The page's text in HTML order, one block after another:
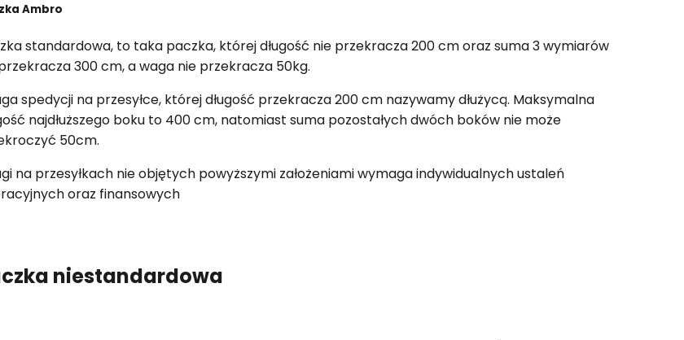
Ambro
standardowa, to taka paczka, której długość nie przekracza 200 cm oraz suma 3 wymiarów
300 cm, a waga nie przekracza 50kg.
spedycji na przesyłce, której długość przekracza 200 cm nazywamy dłużycą. Maksymalna
najdłuższego boku to 400 cm, natomiast suma pozostałych dwóch boków nie może
50cm.
na przesyłkach nie objętych powyższymi założeniami wymaga indywidualnych ustaleń
oraz finansowych
niestandardowa